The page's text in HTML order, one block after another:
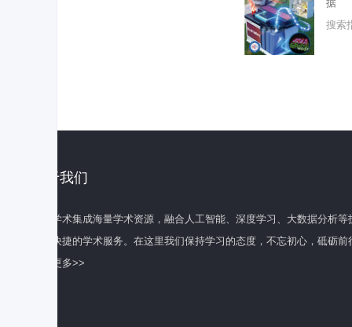
据
搜索
关于我们
百度学术集成海量学术资源，融合人工智能、深度学习、大数据分析
全面快捷的学术服务。在这里我们保持学习的态度，不忘初心，砥砺前
了解更多>>